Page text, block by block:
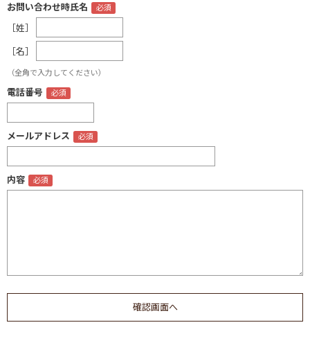
お問い合わせ時氏名
［姓］
［名］
（全角で入力してください）
電話番号
メールアドレス
内容